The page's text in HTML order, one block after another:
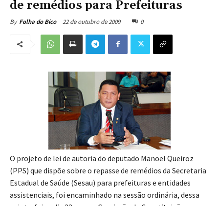
de remédios para Prefeituras
By Folha do Bico 22 de outubro de 2009 0
O projeto de lei de autoria do deputado Manoel Queiroz
(PPS) que dispõe sobre o repasse de remédios da Secretaria
Estadual de Saúde (Sesau) para prefeituras e entidades
assistenciais, foi encaminhado na sessão ordinária, dessa